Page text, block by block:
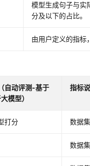
模型生成句子与实
分及以下的占比。
由用户定义的指标
自动评测-基于
模型）
指标
打分 数据
数据